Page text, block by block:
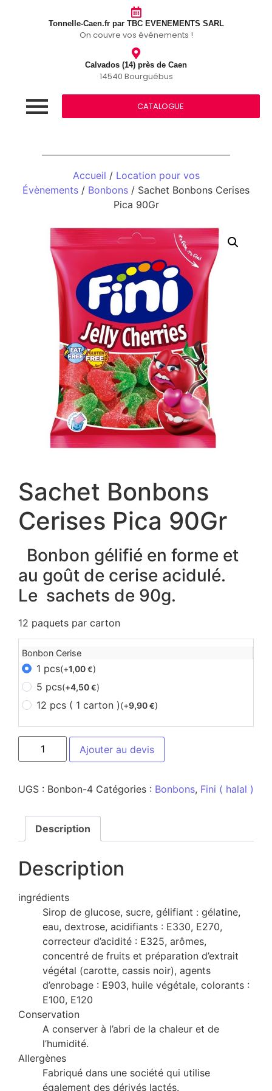
Tonnelle-Caen.fr par TBC EVENEMENTS SARL
On couvre vos événements !
Calvados (14) près de Caen
14540 Bourguébus
CATALOGUE
Accueil / Location pour vos
Évènements / Bonbons / Sachet Bonbons Cerises
Pica 90Gr
Sachet Bonbons
Cerises Pica 90Gr
Bonbon gélifié en forme et
au goût de cerise acidulé.
Le sachets de 90g.
12 paquets par carton
Bonbon Cerise
1 pcs(+1,00 €)
5 pcs(+4,50 €)
12 pcs ( 1 carton )(+9,90 €)
Ajouter au devis
UGS : Bonbon-4 Catégories : Bonbons, Fini ( halal )
Description
Description
ingrédients
Sirop de glucose, sucre, gélifiant : gélatine,
eau, dextrose, acidifiants : E330, E270,
correcteur d’acidité : E325, arômes,
concentré de fruits et préparation d’extrait
végétal (carotte, cassis noir), agents
d’enrobage : E903, huile végétale, colorants :
E100, E120
Conservation
A conserver à l’abri de la chaleur et de
l’humidité.
Allergènes
Fabriqué dans une société qui utilise
également des dérivés lactés.